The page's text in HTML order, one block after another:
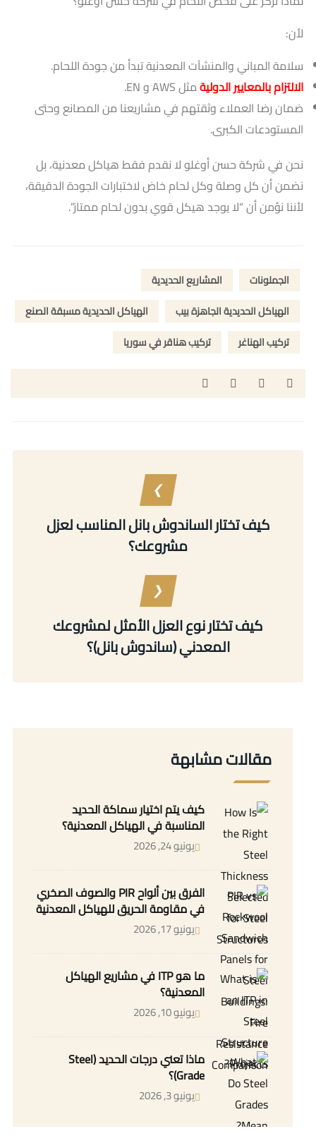
لأن:
سلامة المباني والمنشآت المعدنية تبدأ من جودة اللحام.
الالتزام بالمعايير الدوليةمثل AWS و EN.
ضمان رضا العملاء وثقتهم في مشاريعنا من المصانع وحتى
المستودعات الكبرى.
نحن في شركة حسن أوغلو لا نقدم فقط هياكل معدنية، بل
نضمن أن كل وصلة وكل لحام خاض لاختبارات الجودة الدقيقة،
لأننا نؤمن أن “لا يوجد هيكل قوي بدون لحام ممتاز”.
الجملونات
المشاريع الحديدية
الهياكل الحديدية الجاهزة بيب
الهياكل الحديدية مسبقة الصنع
تركيب الهناغر
تركيب هناقر في سوريا
كيف تختار الساندوش بانل المناسب لعزل
مشروعك؟
كيف تختار نوع العزل الأمثل لمشروعك
المعدني (ساندوش بانل)؟
مقالات مشابهة
كيف يتم اختيار سماكة الحديد
المناسبة في الهياكل المعدنية؟
يونيو 24, 2026
الفرق بين ألواح PIR والصوف الصخري
في مقاومة الحريق للهياكل المعدنية
يونيو 17, 2026
ما هو ITP في مشاريع الهياكل
المعدنية؟
يونيو 10, 2026
ماذا تعني درجات الحديد (Steel
Grade)؟
يونيو 3, 2026